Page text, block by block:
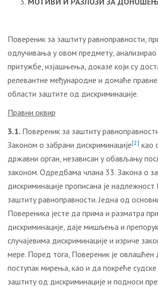
Повереник за заштиту равноправности,
одлучивања у овом предмету, анализирао
притужбе, изјашњења, доказе који су
релевантне међународне и домаће
области заштите од дискриминације.
Правни оквир
3.1. Повереник за заштиту
Законом о забрани дискриминације[2] као
државни орган, независан у обављању
законом. Одредбама члана 33. Закона о
дискриминације прописана је
заштиту равноправности. Једна од
Повереника јесте да прима и разматра
дискриминације, даје мишљења и
случајевима дискриминације и изриче
мере. Поред тога, Повереник је
поступак мирења, као и да покреће судске
заштиту од дискриминације и подноси